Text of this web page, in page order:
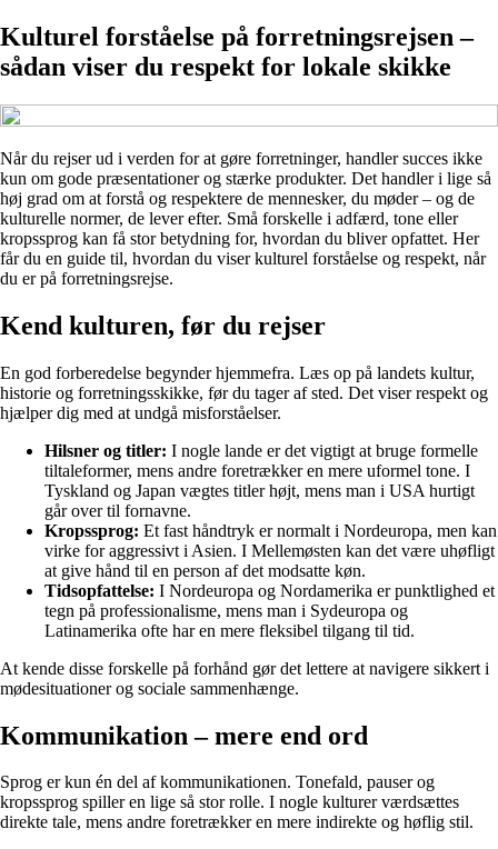
Kulturel forståelse på forretningsrejsen –
sådan viser du respekt for lokale skikke
Når du rejser ud i verden for at gøre forretninger, handler succes ikke
kun om gode præsentationer og stærke produkter. Det handler i lige så
høj grad om at forstå og respektere de mennesker, du møder – og de
kulturelle normer, de lever efter. Små forskelle i adfærd, tone eller
kropssprog kan få stor betydning for, hvordan du bliver opfattet. Her
får du en guide til, hvordan du viser kulturel forståelse og respekt, når
du er på forretningsrejse.
Kend kulturen, før du rejser
En god forberedelse begynder hjemmefra. Læs op på landets kultur,
historie og forretningsskikke, før du tager af sted. Det viser respekt og
hjælper dig med at undgå misforståelser.
Hilsner og titler: I nogle lande er det vigtigt at bruge formelle
tiltaleformer, mens andre foretrækker en mere uformel tone. I
Tyskland og Japan vægtes titler højt, mens man i USA hurtigt
går over til fornavne.
Kropssprog: Et fast håndtryk er normalt i Nordeuropa, men kan
virke for aggressivt i Asien. I Mellemøsten kan det være uhøfligt
at give hånd til en person af det modsatte køn.
Tidsopfattelse: I Nordeuropa og Nordamerika er punktlighed et
tegn på professionalisme, mens man i Sydeuropa og
Latinamerika ofte har en mere fleksibel tilgang til tid.
At kende disse forskelle på forhånd gør det lettere at navigere sikkert i
mødesituationer og sociale sammenhænge.
Kommunikation – mere end ord
Sprog er kun én del af kommunikationen. Tonefald, pauser og
kropssprog spiller en lige så stor rolle. I nogle kulturer værdsættes
direkte tale, mens andre foretrækker en mere indirekte og høflig stil.